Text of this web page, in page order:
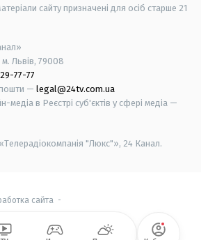
сайту призначені для осіб старше 21
Львів, 79008
77-77
— legal@24tv.com.ua
медіа в Реєстрі суб'єктів у сфері медіа —
"Люкс"», 24 Канал.
сайта -